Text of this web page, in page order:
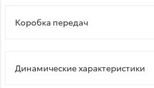
Коробка передач
Динамические характеристики